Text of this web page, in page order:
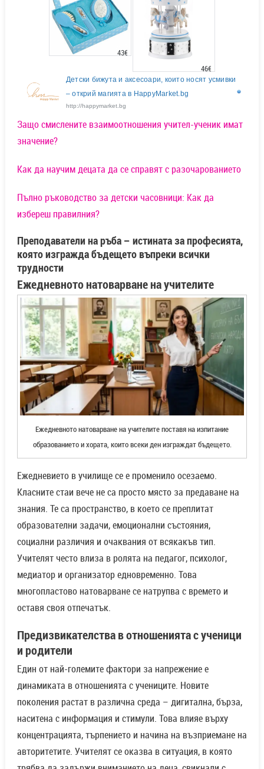
43€
46€
Детски бижута и аксесоари, които носят усмивки
– открий магията в HappyMarket.bg
http://happymarket.bg
Защо смислените взаимоотношения учител-ученик имат
значение?
Как да научим децата да се справят с разочарованието
Пълно ръководство за детски часовници: Как да
избереш правилния?
Преподаватели на ръба – истината за професията,
която изгражда бъдещето въпреки всички
трудности
Ежедневното натоварване на учителите
Ежедневното натоварване на учителите поставя на изпитание
образованието и хората, които всеки ден изграждат бъдещето.
Ежедневието в училище се е променило осезаемо.
Класните стаи вече не са просто място за предаване на
знания. Те са пространство, в което се преплитат
образователни задачи, емоционални състояния,
социални различия и очаквания от всякакъв тип.
Учителят често влиза в ролята на педагог, психолог,
медиатор и организатор едновременно. Това
многопластово натоварване се натрупва с времето и
оставя своя отпечатък.
Предизвикателства в отношенията с ученици
и родители
Един от най-големите фактори за напрежение е
динамиката в отношенията с учениците. Новите
поколения растат в различна среда – дигитална, бърза,
наситена с информация и стимули. Това влияе върху
концентрацията, търпението и начина на възприемане на
авторитетите. Учителят се оказва в ситуация, в която